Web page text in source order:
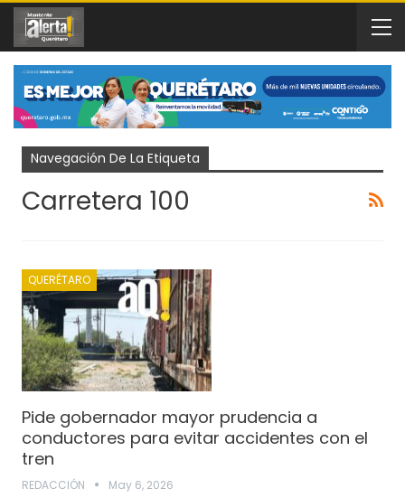
Navegación De La Etiqueta
Carretera 100
QUERÉTARO
Pide gobernador mayor prudencia a
conductores para evitar accidentes con el
tren
REDACCIÓN May 6, 2026